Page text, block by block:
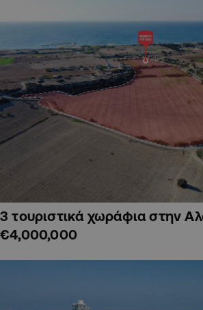
3 τουριστικά χωράφια στην
€4,000,000